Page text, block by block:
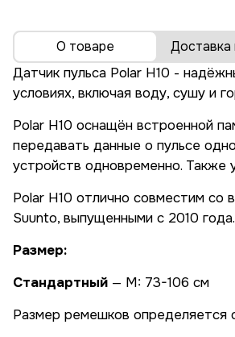
О товаре
Доставка
Датчик пульса Polar H10 -
условиях, включая воду, сушу и
Polar H10 оснащён встроенной
передавать данные о пульсе
устройств одновременно. Также
Polar H10 отлично совместим со
Suunto, выпущенными с 2010 года.
Размер:
Стандартный — M: 73-106 см
Размер ремешков определяется